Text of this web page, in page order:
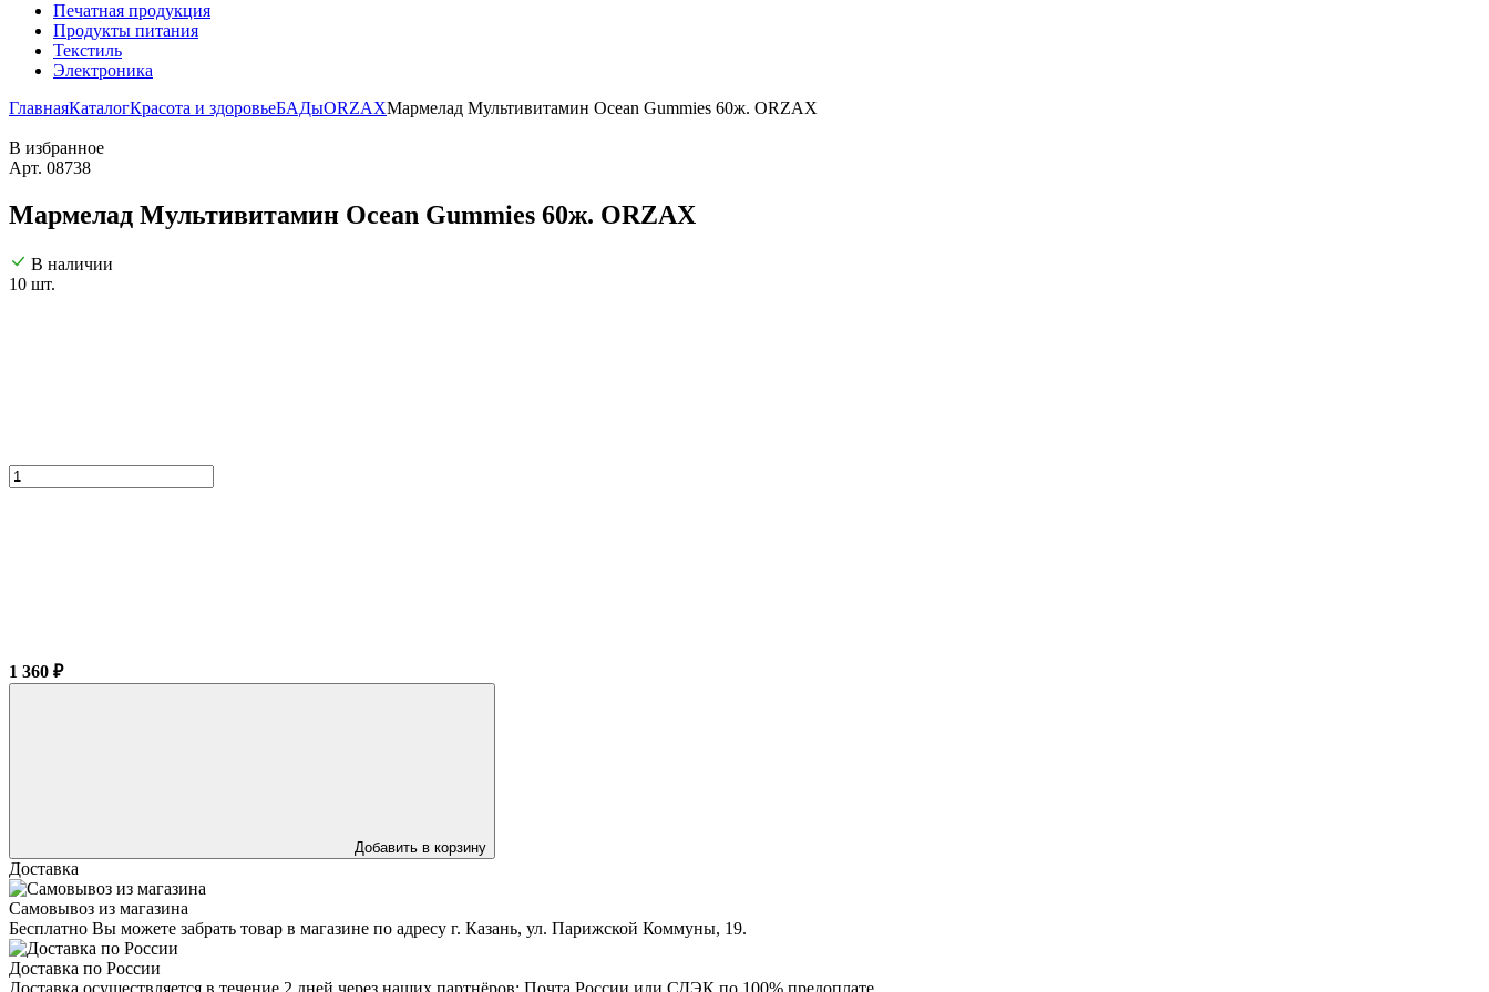
Печатная продукция
Продукты питания
Текстиль
Электроника
ГлавнаяКаталогКрасота и здоровьеБАДыORZAXМармелад Мультивитамин Ocean Gummies 60ж. ORZAX
В избранное
Арт. 08738
Мармелад Мультивитамин Ocean Gummies 60ж. ORZAX
В наличии
10 шт.
1 360 ₽
Добавить в корзину
Доставка
Самовывоз из магазина
Бесплатно Вы можете забрать товар в магазине по адресу г. Казань, ул. Парижской Коммуны, 19.
Доставка по России
Доставка осуществляется в течение 2 дней через наших партнёров: Почта России или СДЭК по 100% предоплате.